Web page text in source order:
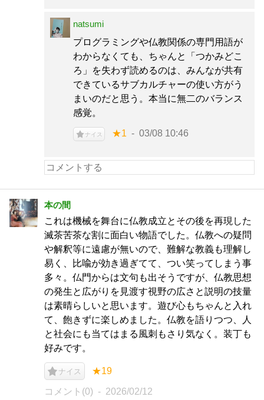
natsumi
プログラミングや仏教関係の専門用語が
わからなくても、ちゃんと「つかみどこ
ろ」を失わず読めるのは、みんなが共有
できているサブカルチャーの使い方がう
まいのだと思う。本当に無二のバランス
感覚。
ナイス ★1 03/08 10:46
本の間
これは機械を舞台に仏教成立とその後を再現した
滅茶苦茶な割に面白い物語でした。仏教への疑問
や解釈等に遠慮が無いので、難解な教義も理解し
易く、比喩が効き過ぎてて、つい笑ってしまう事
多々。仏門からは文句も出そうですが、仏教思想
の発生と広がりを見渡す視野の広さと説明の技量
は素晴らしいと思います。遊び心もちゃんと入れ
て、飽きずに楽しめました。仏教を語りつつ、人
と社会にも当てはまる風刺もさり気なく。装丁も
好みです。
ナイス ★19
コメント(0) 2026/02/12